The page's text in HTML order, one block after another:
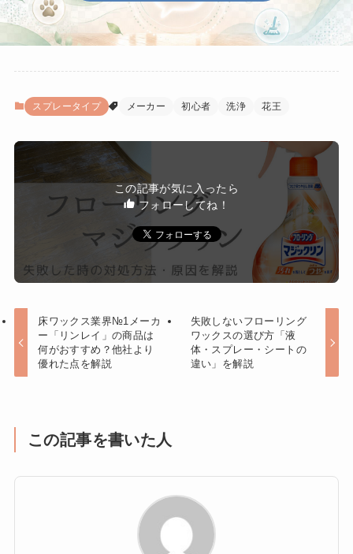
スプレータイプ メーカー 初心者 洗浄 花王
この記事が気に入ったら
フォローしてね！
床ワックス業界№1メーカ
ー「リンレイ」の商品は
何がおすすめ？他社より
優れた点を解説
失敗しないフローリング
ワックスの選び方「液
体・スプレー・シートの
違い」を解説
この記事を書いた人